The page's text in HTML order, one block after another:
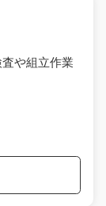
や組立作業